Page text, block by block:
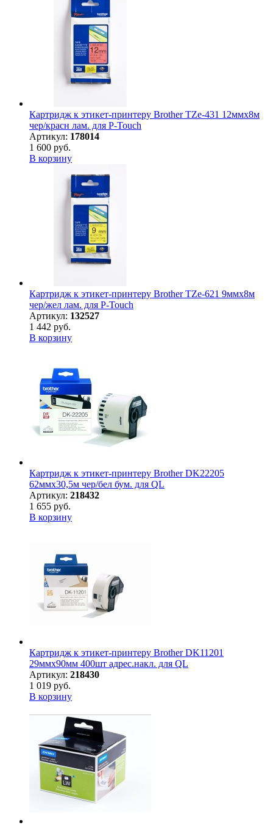
Картридж к этикет-принтеру Brother TZe-431 12ммх8м
чер/красн лам. для P-Touch
Артикул: 178014
1 600 руб.
В корзину
Картридж к этикет-принтеру Brother TZe-621 9ммх8м
чер/жел лам. для P-Touch
Артикул: 132527
1 442 руб.
В корзину
Картридж к этикет-принтеру Brother DK22205
62ммх30,5м чер/бел бум. для QL
Артикул: 218432
1 655 руб.
В корзину
Картридж к этикет-принтеру Brother DK11201
29ммх90мм 400шт адрес.накл. для QL
Артикул: 218430
1 019 руб.
В корзину